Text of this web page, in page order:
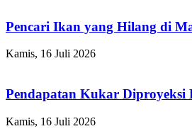
Pencari Ikan yang Hilang di
Kamis, 16 Juli 2026
Pendapatan Kukar Diproyeksi
Kamis, 16 Juli 2026